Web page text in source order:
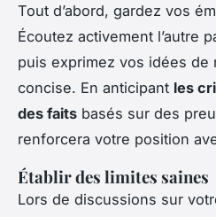
Tout d’abord, gardez vos
Écoutez activement l’autre
puis exprimez vos idées de
concise. En anticipant les
des faits basés sur des
renforcera votre position
Établir des limites saines
Lors de discussions sur